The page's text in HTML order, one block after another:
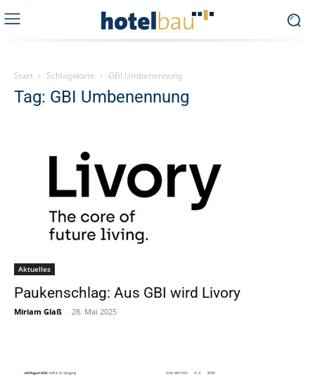
Start Schlagworte GBI Umbenennung
Tag: GBI Umbenennung
Aktuelles
Paukenschlag: Aus GBI wird Livory
Miriam Glaß - 28. Mai 2025